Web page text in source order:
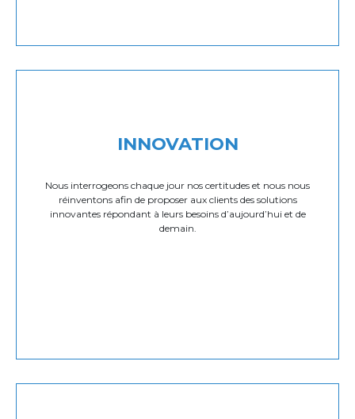
INNOVATION
Nous interrogeons chaque jour nos certitudes et nous nous
réinventons afin de proposer aux clients des solutions
innovantes répondant à leurs besoins d’aujourd’hui et de
demain.